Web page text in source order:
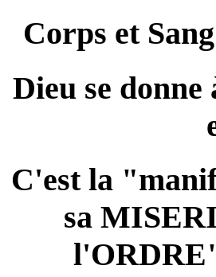
Corps et
Dieu se
C'est la
sa